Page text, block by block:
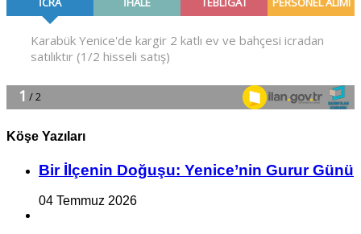
Köşe Yazıları
Bir İlçe­nin Do­ğu­şu: Ye­ni­ce’nin Gurur Günü
04 Temmuz 2026